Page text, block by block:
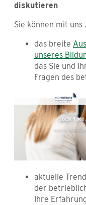
diskutieren
Sie können mit uns
das breite
unseres
das Sie und
Fragen des
aktuelle
der
Ihre